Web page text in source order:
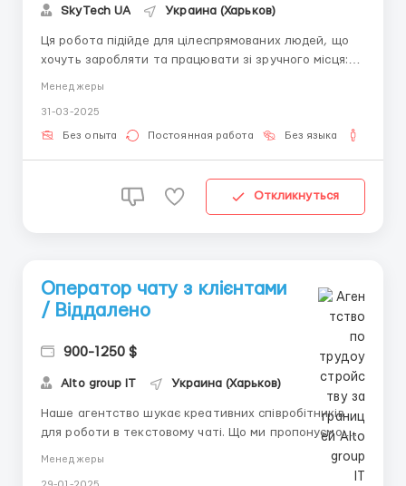
SkyTech UA Украина (Харьков)
Ця робота підійде для цілеспрямованих людей, що
хочуть заробляти та працювати зі зручного місця:
клієнтці агентства; Відповідати на листи;
Спілкуватися в чаті. Ти підх...
Менеджеры
31-03-2025
Без опыта Постоянная работа Без языка
Откликнуться
Оператор чату з клієнтами
/ Віддалено
900-1250 $
Alto group IT Украина (Харьков)
Наше агентство шукає креативних співробітників
для роботи в текстовому чаті. Що ми пропонуємо:
Гарантовані 200$ в перший місяць роботи, оскільки
Менеджеры